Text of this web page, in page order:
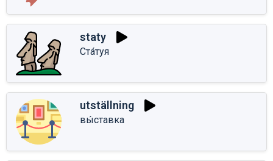
staty
Ста́туя
utställning
вы́ставка